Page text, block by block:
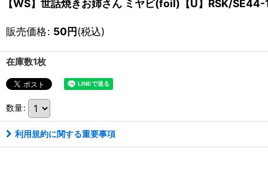
【WS】世話焼きお姉さん ミヤビ(foil)【U】RSK/SE44-
販売価格: 50円(税込)
在庫数1枚
数量:
利用規約に関する重要事項